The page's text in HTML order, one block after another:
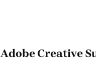
Adobe Creative